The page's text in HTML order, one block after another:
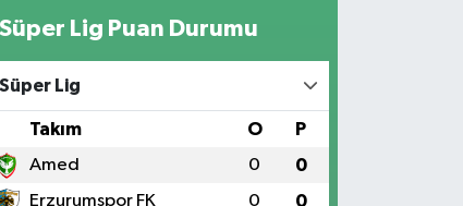
Süper Lig Puan Durumu
Süper Lig
Takım O P
Amed 0 0
Erzurumspor FK 0 0